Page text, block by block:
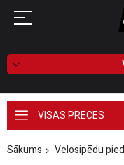
VISAS PRECES
Sākums Velosipēdu